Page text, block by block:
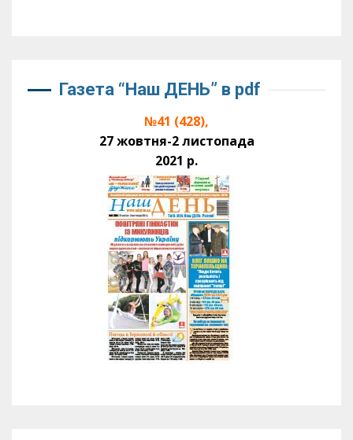
Газета “Наш ДЕНЬ” в pdf
№41 (428),
27 жовтня-2 листопада
2021 р.